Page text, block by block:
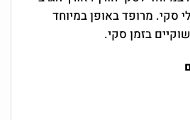
סקי. מרופד באופן במיוחד
בזמן סקי.